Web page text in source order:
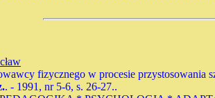
fizycznego w procesie przystosowania
. - 1991, nr 5-6, s. 26-27..